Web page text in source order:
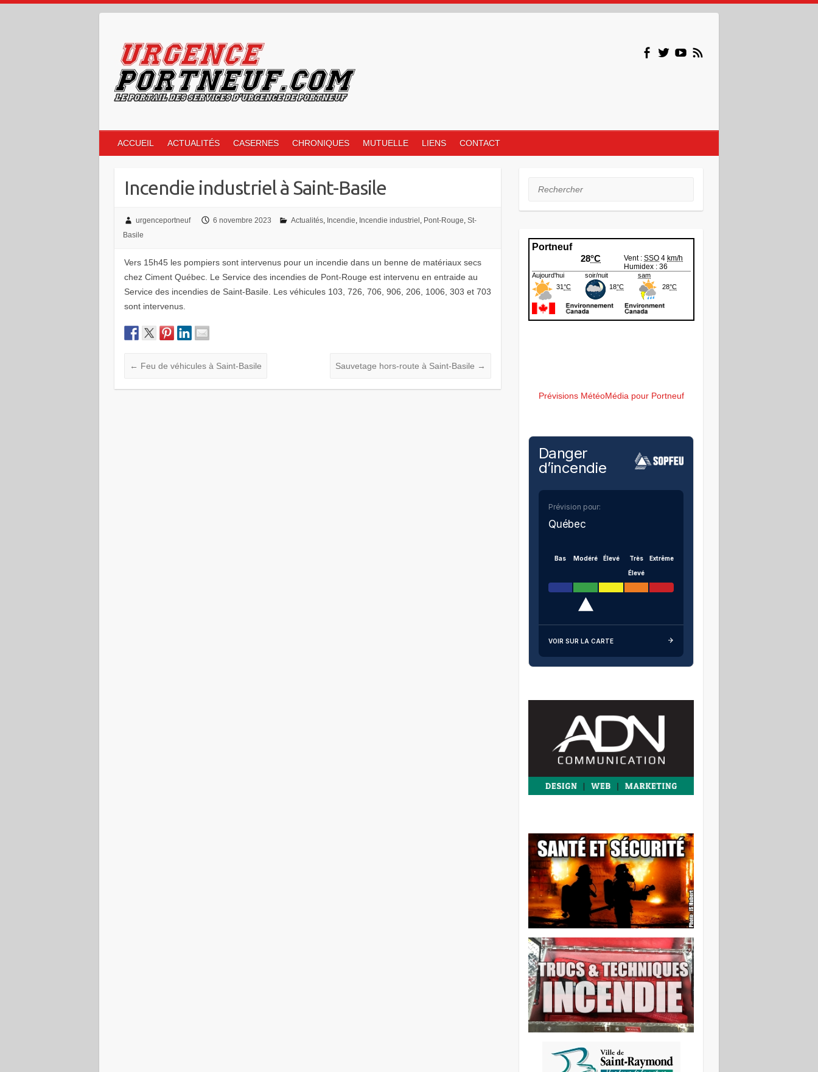
ACCUEIL ACTUALITÉS CASERNES CHRONIQUES MUTUELLE LIENS CONTACT
Incendie industriel à Saint-Basile
urgenceportneuf 6 novembre 2023 Actualités, Incendie, Incendie industriel , Pont-Rouge, St-
Basile
Vers 15h45 les pompiers sont intervenus pour un incendie dans un benne de matériaux secs
chez Ciment Québec. Le Service des incendies de Pont-Rouge est intervenu en entraide au
Service des incendies de Saint-Basile. Les véhicules 103, 726, 706, 906, 206, 1006, 303 et 703
sont intervenus.
← Feu de véhicules à Saint-Basile Sauvetage hors-route à Saint-Basile →
Rechercher
Prévisions MétéoMédia pour Portneuf
Danger
d’incendie
Prévision pour:
Québec
Bas Modéré Élevé
Très
Élevé
Extrême
VOIR SUR LA CARTE